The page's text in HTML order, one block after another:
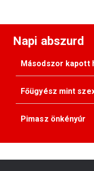
Napi abszurd
Másodszor kapott
Főügyész mint
Pimasz önkényúr